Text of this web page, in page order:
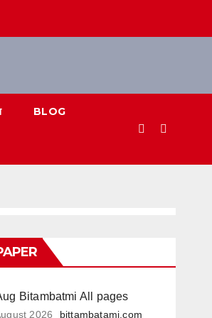
BLOG
Bitambatmi All pages
2026
bittambatami.com